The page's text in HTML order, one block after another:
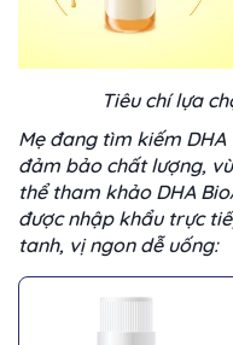
Tiêu chí lựa
Mẹ đang tìm kiếm
đảm bảo chất lượng,
thể tham khảo DHA
được nhập khẩu trực
tanh, vị ngon dễ uống: